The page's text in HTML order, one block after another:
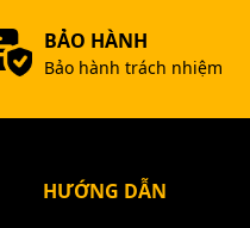
BẢO HÀNH
Bảo hành trách nhiệm
HƯỚNG DẪN